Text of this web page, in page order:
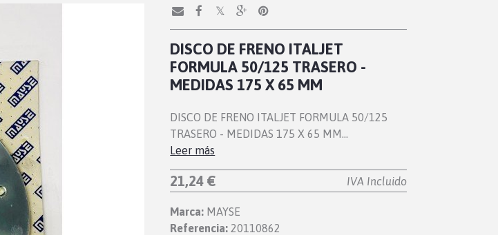
DISCO DE FRENO ITALJET
FORMULA 50/125 TRASERO -
MEDIDAS 175 X 65 MM
DISCO DE FRENO ITALJET FORMULA 50/125
TRASERO - MEDIDAS 175 X 65 MM…
Leer más
21,24 € IVA Incluido
Marca: MAYSE
Referencia: 20110862